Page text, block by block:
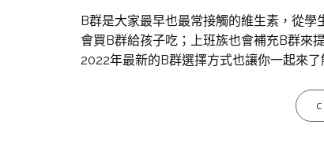
B群是大家最早也最常接觸的維生素，從
會買B群給孩子吃；上班族也會補充B群來
2022年最新的B群選擇方式也讓你一起來了